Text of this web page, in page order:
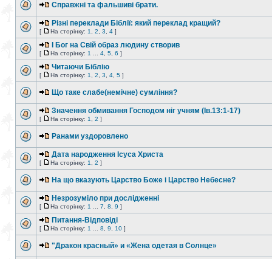
Справжні та фальшиві брати.
Різні переклади Біблії: який переклад кращий?
[ На сторінку: 1 2 3 4 ]
І Бог на Свій образ людину створив
[ На сторінку: 1 4 5 6 ]
Читаючи Біблію
[ На сторінку: 1 2 3 4 5 ]
Що таке слабе(немічне) сумління?
Значення обмивання Господом ніг учням (Ів.13:1-17)
[ На сторінку: 1 2 ]
Ранами уздоровлено
Дата народження Ісуса Христа
[ На сторінку: 1 2 ]
На що вказують Царство Боже і Царство Небесне?
Незрозуміло при дослідженні
[ На сторінку: 1 7 8 9 ]
Питання-Відповіді
[ На сторінку: 1 8 9 10 ]
"Дракон красный» и «Жена одетая в Солнце»